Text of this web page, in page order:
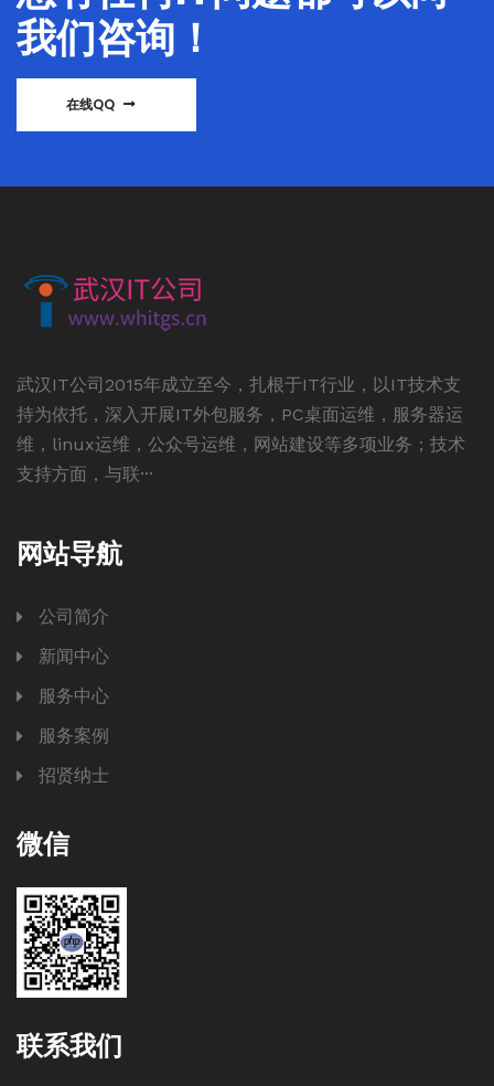
我们咨询！
在线QQ
武汉IT公司2015年成立至今，扎根于IT行业，以IT技术支
持为依托，深入开展IT外包服务，PC桌面运维，服务器运
维，linux运维，公众号运维，网站建设等多项业务；技术
支持方面，与联···
网站导航
公司简介
新闻中心
服务中心
服务案例
招贤纳士
微信
联系我们